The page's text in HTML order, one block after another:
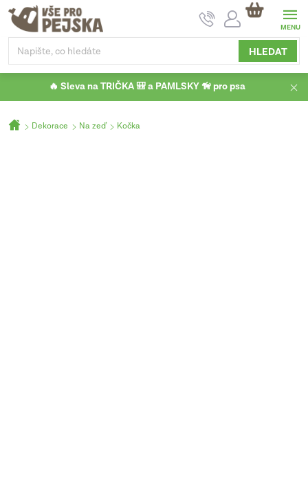
Přejít
obsah
HLEDAT
NÁKUPNÍ
KOŠÍK
🔥 Sleva na TRIČKA 🎒 a PAMLSKY 🦮 pro psa
DomůDekorace Na zeď Kočka